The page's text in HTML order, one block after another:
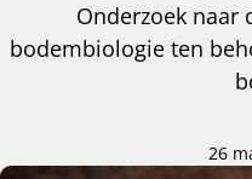
Onderzoek naar
bodembiologie ten
26